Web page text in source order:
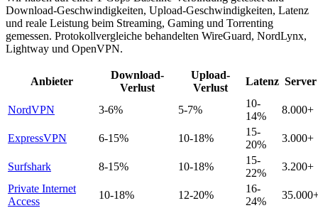
Download-Geschwindigkeiten, Upload-Geschwindigkeiten, Latenz
und reale Leistung beim Streaming, Gaming und Torrenting
gemessen. Protokollvergleiche behandelten WireGuard, NordLynx,
Lightway und OpenVPN.
Anbieter
Download-
Verlust
Upload-
Verlust
Latenz Server
NordVPN 3-6% 5-7%
10-
14%
8.000+
ExpressVPN 6-15% 10-18%
15-
20%
3.000+
Surfshark 8-15% 10-18%
15-
22%
3.200+
Private Internet
Access
10-18% 12-20%
16-
24%